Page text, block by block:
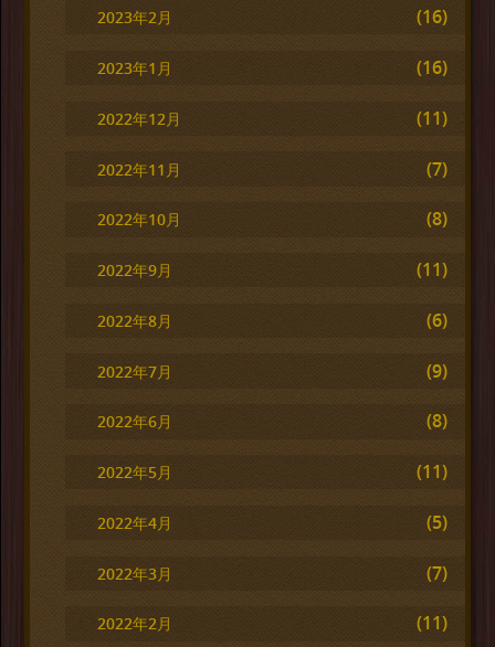
2023年2月 (16)
2023年1月 (16)
2022年12月 (11)
2022年11月 (7)
2022年10月 (8)
2022年9月 (11)
2022年8月 (6)
2022年7月 (9)
2022年6月 (8)
2022年5月 (11)
2022年4月 (5)
2022年3月 (7)
2022年2月 (11)